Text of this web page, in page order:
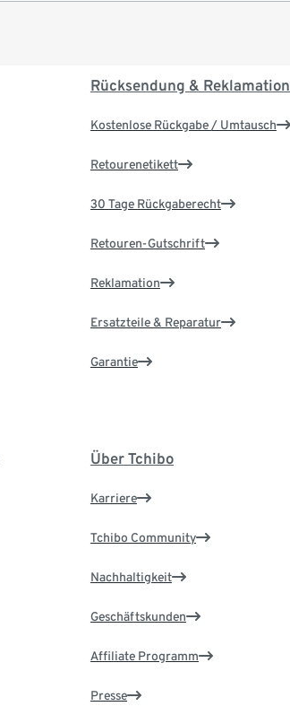
Rücksendung & Reklamation
Kostenlose Rückgabe / Umtausch
Retourenetikett
30 Tage Rückgaberecht
Retouren-Gutschrift
Reklamation
Ersatzteile & Reparatur
Garantie
Über Tchibo
Karriere
Tchibo Community
Nachhaltigkeit
Geschäftskunden
Affiliate Programm
Presse